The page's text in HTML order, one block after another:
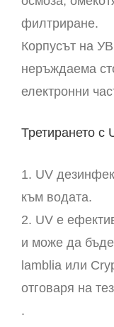
филтриране.
Корпусът на
неръждаема
електронни
Третирането с
1. UV
към водата.
2. UV е
и може да
lamblia или
отговаря на
.